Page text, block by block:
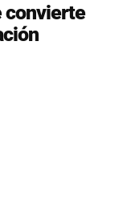
convierte